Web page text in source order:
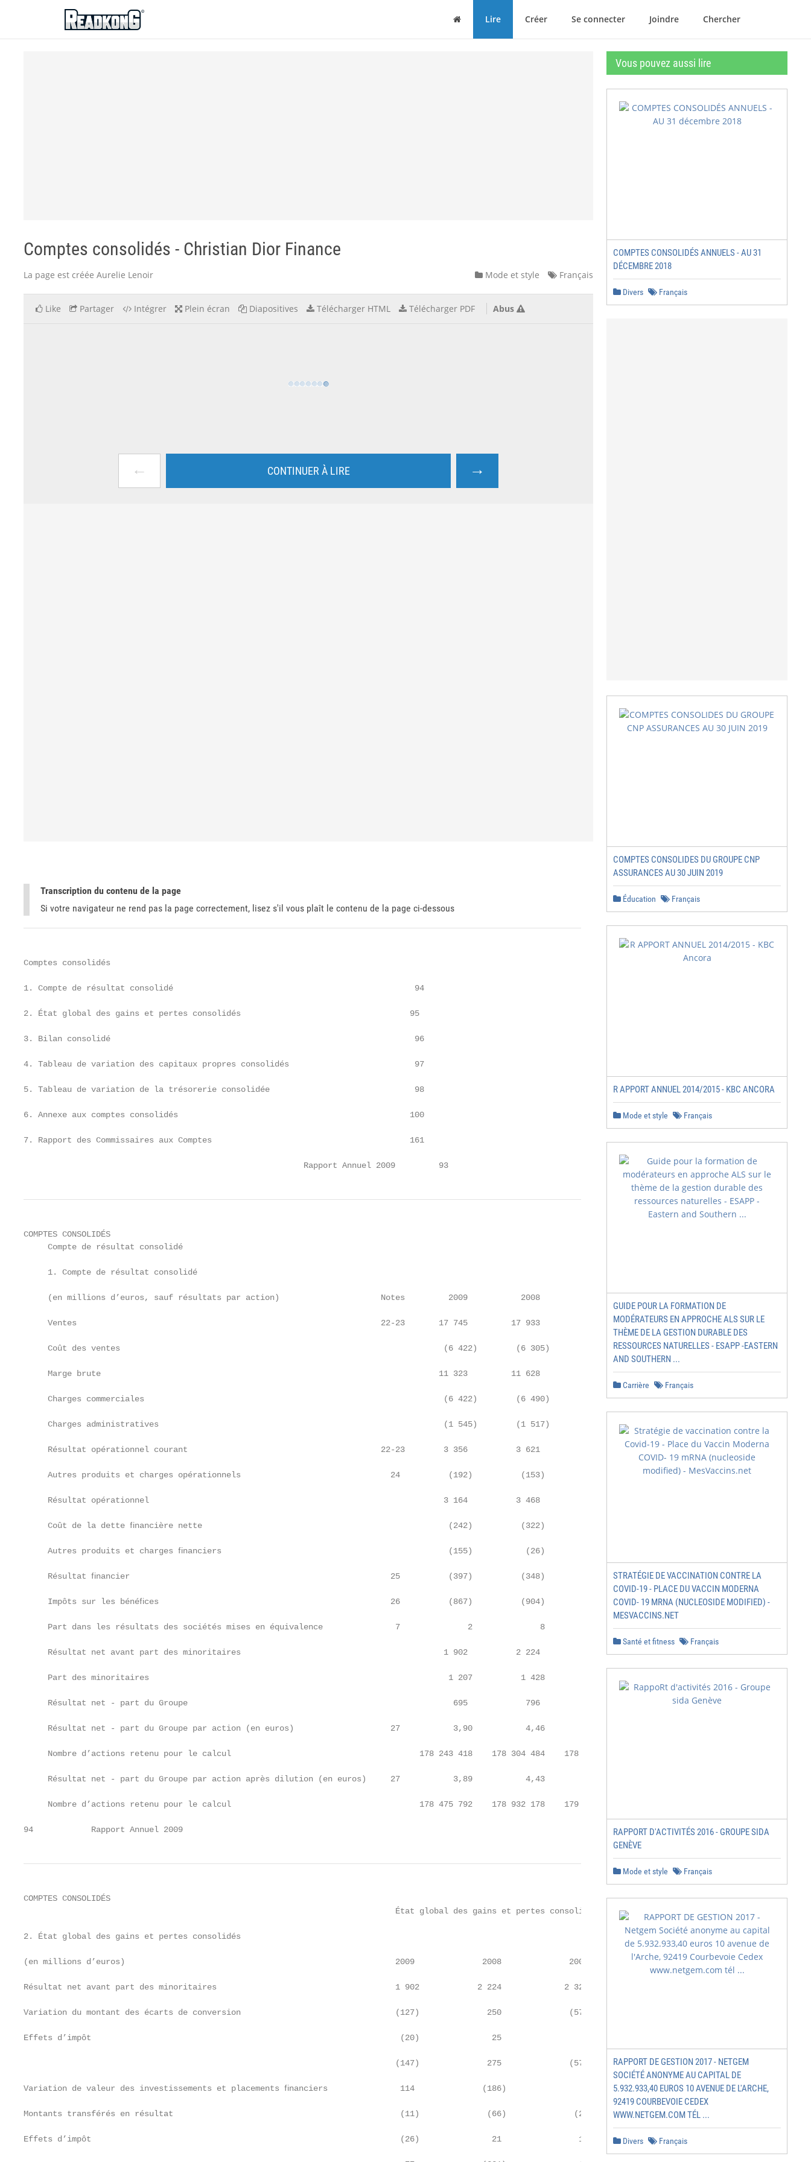
ReadkonG
MaisonLire Créer Se connecter Joindre Chercher
Comptes consolidés - Christian Dior Finance
La page est créée Aurelie Lenoir Mode et style Français
Like Partager Intégrer Plein écran Diapositives Télécharger HTML Télécharger PDF Abus
← CONTINUER À LIRE →
Transcription du contenu de la page
Si votre navigateur ne rend pas la page correctement, lisez s'il vous plaît le contenu de la page ci-dessous
Comptes consolidés
1. Compte de résultat consolidé                                                  94
2. État global des gains et pertes consolidés                                   95
3. Bilan consolidé                                                               96
4. Tableau de variation des capitaux propres consolidés                          97
5. Tableau de variation de la trésorerie consolidée                              98
6. Annexe aux comptes consolidés                                                100
7. Rapport des Commissaires aux Comptes                                         161
                                                          Rapport Annuel 2009         93
COMPTES CONSOLIDÉS
     Compte de résultat consolidé
     1. Compte de résultat consolidé
     (en millions d’euros, sauf résultats par action)                     Notes         2009           2008           2007
     Ventes                                                               22-23       17 745         17 933         17 245
     Coût des ventes                                                                   (6 422)        (6 305)        (6 060)
     Marge brute                                                                      11 323         11 628         11 185
     Charges commerciales                                                              (6 422)        (6 490)        (6 118)
     Charges administratives                                                           (1 545)        (1 517)        (1 457)
     Résultat opérationnel courant                                        22-23        3 356          3 621          3 610
     Autres produits et charges opérationnels                               24          (192)          (153)          (117)
     Résultat opérationnel                                                             3 164          3 468          3 493
     Coût de la dette ﬁnancière nette                                                   (242)          (322)          (272)
     Autres produits et charges ﬁnanciers                                               (155)           (26)           (45)
     Résultat ﬁnancier                                                      25          (397)          (348)          (317)
     Impôts sur les bénéﬁces                                                26          (867)          (904)          (855)
     Part dans les résultats des sociétés mises en équivalence               7              2              8              7
     Résultat net avant part des minoritaires                                          1 902          2 224          2 328
     Part des minoritaires                                                              1 207          1 428          1 448
     Résultat net - part du Groupe                                                       695            796            880
     Résultat net - part du Groupe par action (en euros)                    27           3,90           4,46           4,94
     Nombre d’actions retenu pour le calcul                                       178 243 418    178 304 484    178 147 605
     Résultat net - part du Groupe par action après dilution (en euros)     27           3,89           4,43           4,86
     Nombre d’actions retenu pour le calcul                                       178 475 792    178 932 178    179 109 815
94            Rapport Annuel 2009
COMPTES CONSOLIDÉS
                                                                             État global des gains et pertes consolidés
2. État global des gains et pertes consolidés
(en millions d’euros)                                                        2009              2008              2007
Résultat net avant part des minoritaires                                     1 902            2 224             2 328
Variation du montant des écarts de conversion                                (127)              250              (570)
Effets d’impôt                                                                (20)               25                  -
                                                                             (147)              275              (570)
Variation de valeur des investissements et placements ﬁnanciers               114              (186)                8
Montants transférés en résultat                                               (11)              (66)              (29)
Effets d’impôt                                                                (26)               21                18
Vous pouvez aussi lire
COMPTES CONSOLIDÉS ANNUELS - AU 31
DÉCEMBRE 2018
Divers Français
COMPTES CONSOLIDES DU GROUPE CNP
ASSURANCES AU 30 JUIN 2019
Éducation Français
R APPORT ANNUEL 2014/2015 - KBC ANCORA
Mode et style Français
GUIDE POUR LA FORMATION DE
MODÉRATEURS EN APPROCHE ALS SUR LE
THÈME DE LA GESTION DURABLE DES
RESSOURCES NATURELLES - ESAPP -EASTERN
AND SOUTHERN ...
Carrière Français
STRATÉGIE DE VACCINATION CONTRE LA
COVID-19 - PLACE DU VACCIN MODERNA
COVID- 19 MRNA (NUCLEOSIDE MODIFIED) -
MESVACCINS.NET
Santé et fitness Français
RAPPORT D'ACTIVITÉS 2016 - GROUPE SIDA
GENÈVE
Mode et style Français
RAPPORT DE GESTION 2017 - NETGEM
SOCIÉTÉ ANONYME AU CAPITAL DE
5.932.933,40 EUROS 10 AVENUE DE L'ARCHE,
92419 COURBEVOIE CEDEX
WWW.NETGEM.COM TÉL ...
Divers Français